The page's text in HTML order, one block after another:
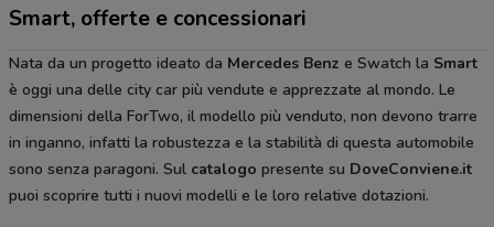
Smart, offerte e concessionari
Nata da un progetto ideato da Mercedes Benz e Swatch la Smart
è oggi una delle city car più vendute e apprezzate al mondo. Le
dimensioni della ForTwo, il modello più venduto, non devono trarre
in inganno, infatti la robustezza e la stabilità di questa automobile
sono senza paragoni. Sul catalogo presente su DoveConviene.it
puoi scoprire tutti i nuovi modelli e le loro relative dotazioni.